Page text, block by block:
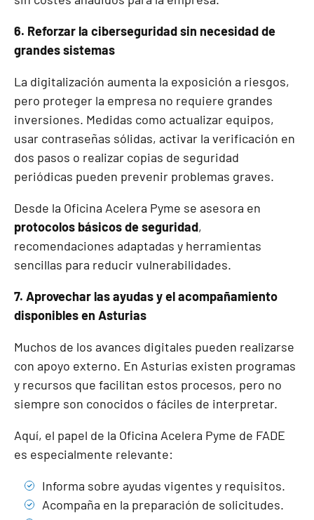
6. Reforzar la ciberseguridad sin necesidad de
grandes sistemas
La digitalización aumenta la exposición a riesgos,
pero proteger la empresa no requiere grandes
inversiones. Medidas como actualizar equipos,
usar contraseñas sólidas, activar la verificación en
dos pasos o realizar copias de seguridad
periódicas pueden prevenir problemas graves.
Desde la Oficina Acelera Pyme se asesora en
protocolos básicos de seguridad,
recomendaciones adaptadas y herramientas
sencillas para reducir vulnerabilidades.
7. Aprovechar las ayudas y el acompañamiento
disponibles en Asturias
Muchos de los avances digitales pueden realizarse
con apoyo externo. En Asturias existen programas
y recursos que facilitan estos procesos, pero no
siempre son conocidos o fáciles de interpretar.
Aquí, el papel de la Oficina Acelera Pyme de FADE
es especialmente relevante:
Informa sobre ayudas vigentes y requisitos.
Acompaña en la preparación de solicitudes.